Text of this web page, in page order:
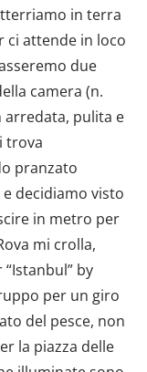
in terra
ci attende in loco
due
camera (n.
arredata, pulita e
trova
pranzato
decidiamo visto
in metro per
mi crolla,
by
per un giro
del pesce, non
la piazza delle